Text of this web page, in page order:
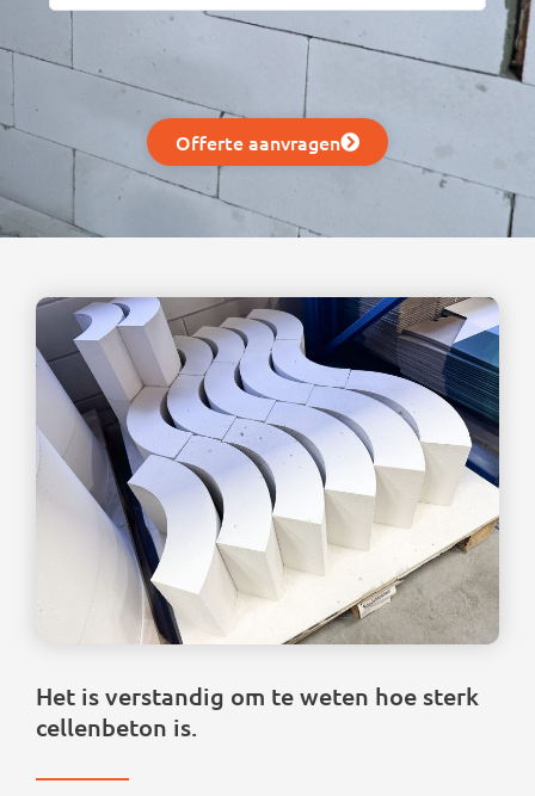
Offerte aanvragen
Het is verstandig om te weten hoe sterk
cellenbeton is.